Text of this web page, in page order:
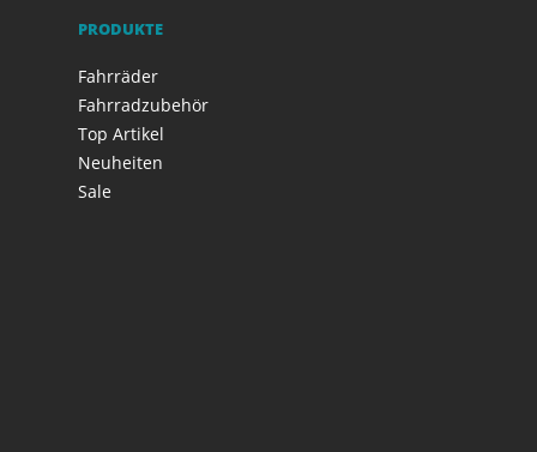
PRODUKTE
Fahrräder
Fahrradzubehör
Top Artikel
Neuheiten
Sale